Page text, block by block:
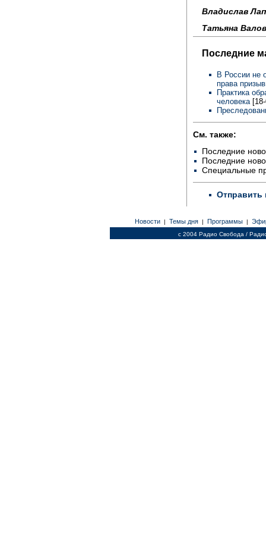
Владислав
Татьяна
Последние
В России не
права
Практика
человека
См. также:
Последние
Последние
Специальные
Отправить
Новости | Темы дня | Программы |
c 2004 Радио Свобода /